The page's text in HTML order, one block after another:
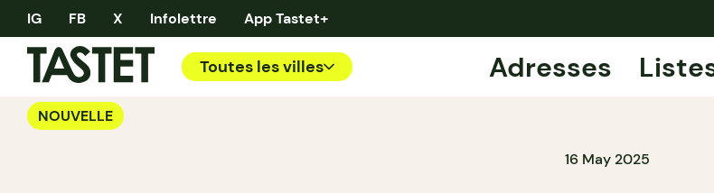
IG FB X Infolettre App Tastet+
Toutes les villes Adresses
NOUVELLE
16 May 2025